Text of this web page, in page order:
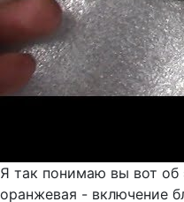
Я так понимаю вы вот об
оранжевая - включение